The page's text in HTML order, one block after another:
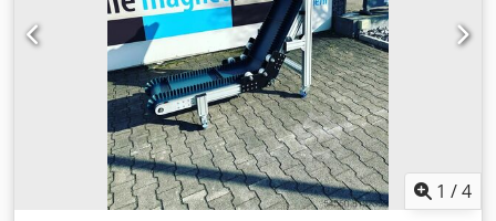
1 /4